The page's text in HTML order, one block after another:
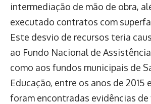
intermediação de mão de obra,
executado contratos com
Este desvio de recursos teria
ao Fundo Nacional de
como aos fundos municipais de
Educação, entre os anos de 2015
foram encontradas evidências de